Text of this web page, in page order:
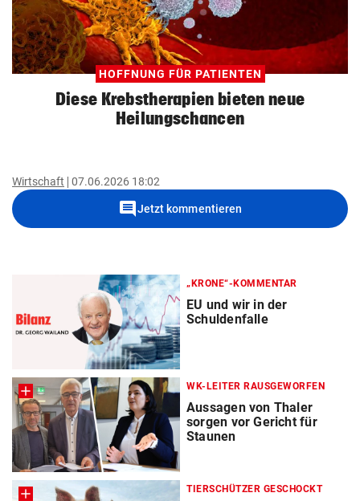
HOFFNUNG FÜR PATIENTEN
Diese Krebstherapien bieten neue
Heilungschancen
Wirtschaft 07.06.2026 18:02
commentJetzt kommentieren
„KRONE“-KOMMENTAR
EU und wir in der
Schuldenfalle
WK-LEITER RAUSGEWORFEN
Aussagen von Thaler
sorgen vor Gericht für
Staunen
TIERSCHÜTZER GESCHOCKT